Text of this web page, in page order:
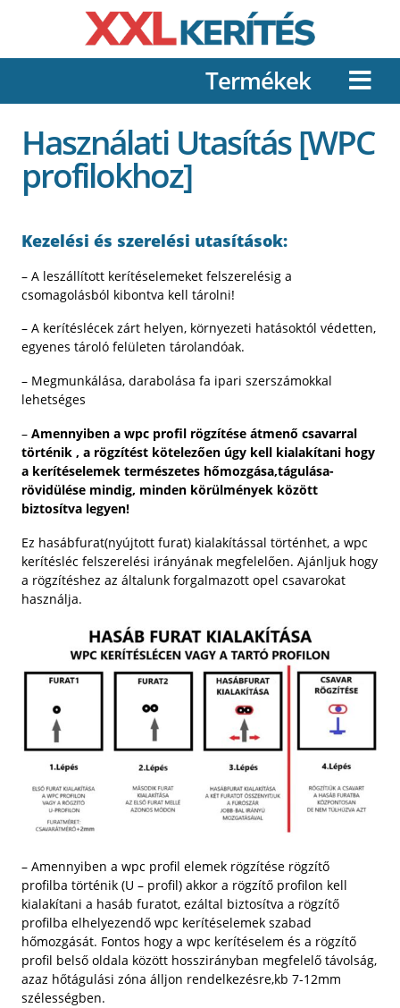
Termékek
Használati Utasítás [WPC
profilokhoz]
Kezelési és szerelési utasítások:
– A leszállított kerítéselemeket felszerelésig a
csomagolásból kibontva kell tárolni!
– A kerítéslécek zárt helyen, környezeti hatásoktól védetten,
egyenes tároló felületen tárolandóak.
– Megmunkálása, darabolása fa ipari szerszámokkal
lehetséges
– Amennyiben a wpc profil rögzítése átmenő csavarral
történik , a rögzítést kötelezően úgy kell kialakítani hogy
a kerítéselemek természetes hőmozgása,tágulása-
rövidülése mindig, minden körülmények között
biztosítva legyen!
Ez hasábfurat(nyújtott furat) kialakítással történhet, a wpc
kerítésléc felszerelési irányának megfelelően. Ajánljuk hogy
a rögzítéshez az általunk forgalmazott opel csavarokat
használja.
– Amennyiben a wpc profil elemek rögzítése rögzítő
profilba történik (U – profil) akkor a rögzítő profilon kell
kialakítani a hasáb furatot, ezáltal biztosítva a rögzítő
profilba elhelyezendő wpc kerítéselemek szabad
hőmozgását. Fontos hogy a wpc kerítéselem és a rögzítő
profil belső oldala között hosszirányban megfelelő távolság,
azaz hőtágulási zóna álljon rendelkezésre,kb 7-12mm
szélességben.